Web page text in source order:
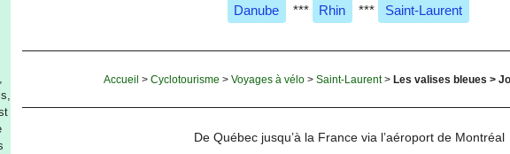
Danube *** Rhin *** Saint-Laurent
Accueil > Cyclotourisme > Voyages à vélo> Saint-Laurent> Les valises bleues >
De Québec jusqu’à la France via l’aéroport de Montréal